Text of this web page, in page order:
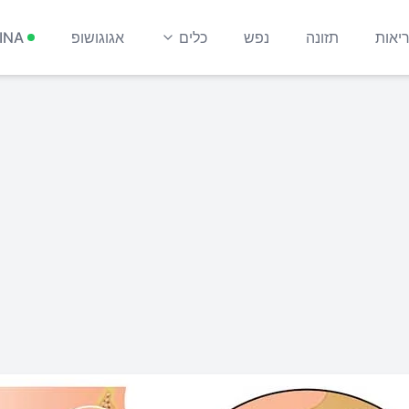
תזונה נפש כלים אגוגושופ